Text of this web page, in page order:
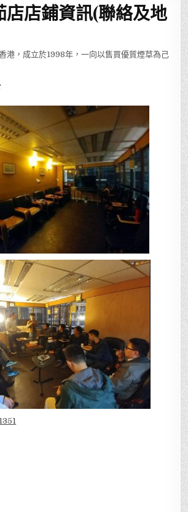
店店鋪資訊(聯絡及地
港，成立於1998年，一向以售買優質煙草為己